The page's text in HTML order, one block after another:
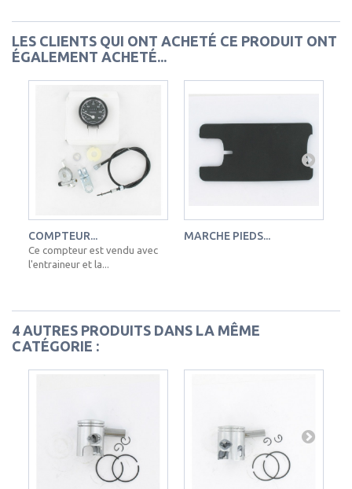
LES CLIENTS QUI ONT ACHETÉ CE PRODUIT ONT
ÉGALEMENT ACHETÉ...
COMPTEUR...
Ce compteur est vendu avec
l'entraineur et la...
MARCHE PIEDS...
4 AUTRES PRODUITS DANS LA MÊME
CATÉGORIE :